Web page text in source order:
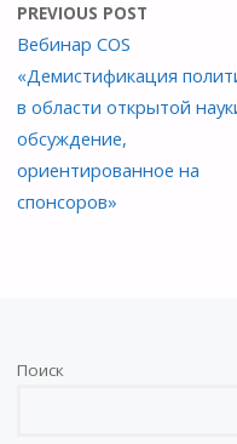
PREVIOUS POST
Вебинар COS
«Демистификация
в области открытой
обсуждение,
ориентированное на
спонсоров»
Поиск